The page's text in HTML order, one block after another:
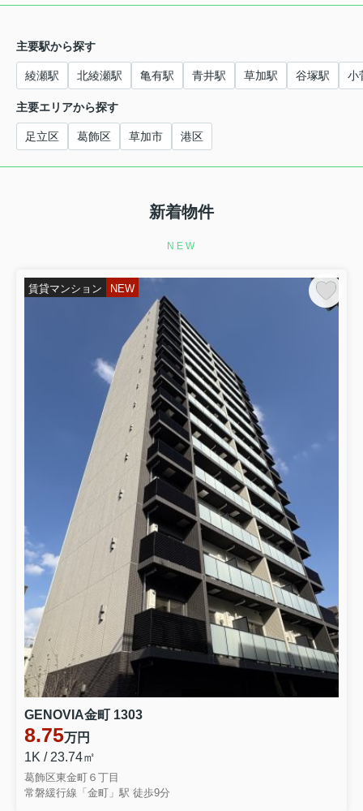
主要駅から探す
綾瀬駅 北綾瀬駅 亀有駅 青井駅 草加駅 谷塚駅 小
主要エリアから探す
足立区 葛飾区 草加市 港区
新着物件
NEW
賃貸マンション NEW
GENOVIA金町 1303
8.75万円
1K / 23.74㎡
葛飾区東金町６丁目
常磐緩行線「金町」駅 徒歩9分